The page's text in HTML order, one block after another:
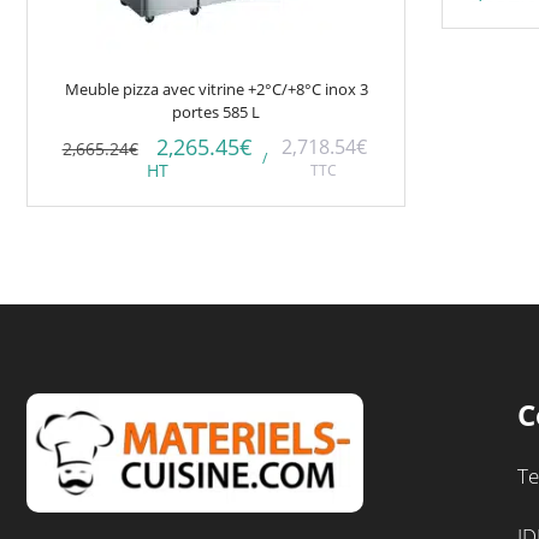
Meuble pizza avec vitrine +2°C/+8°C inox 3
portes 585 L
2,665.24€ 2,265.45€
HT
/ 2,718.54€
TTC